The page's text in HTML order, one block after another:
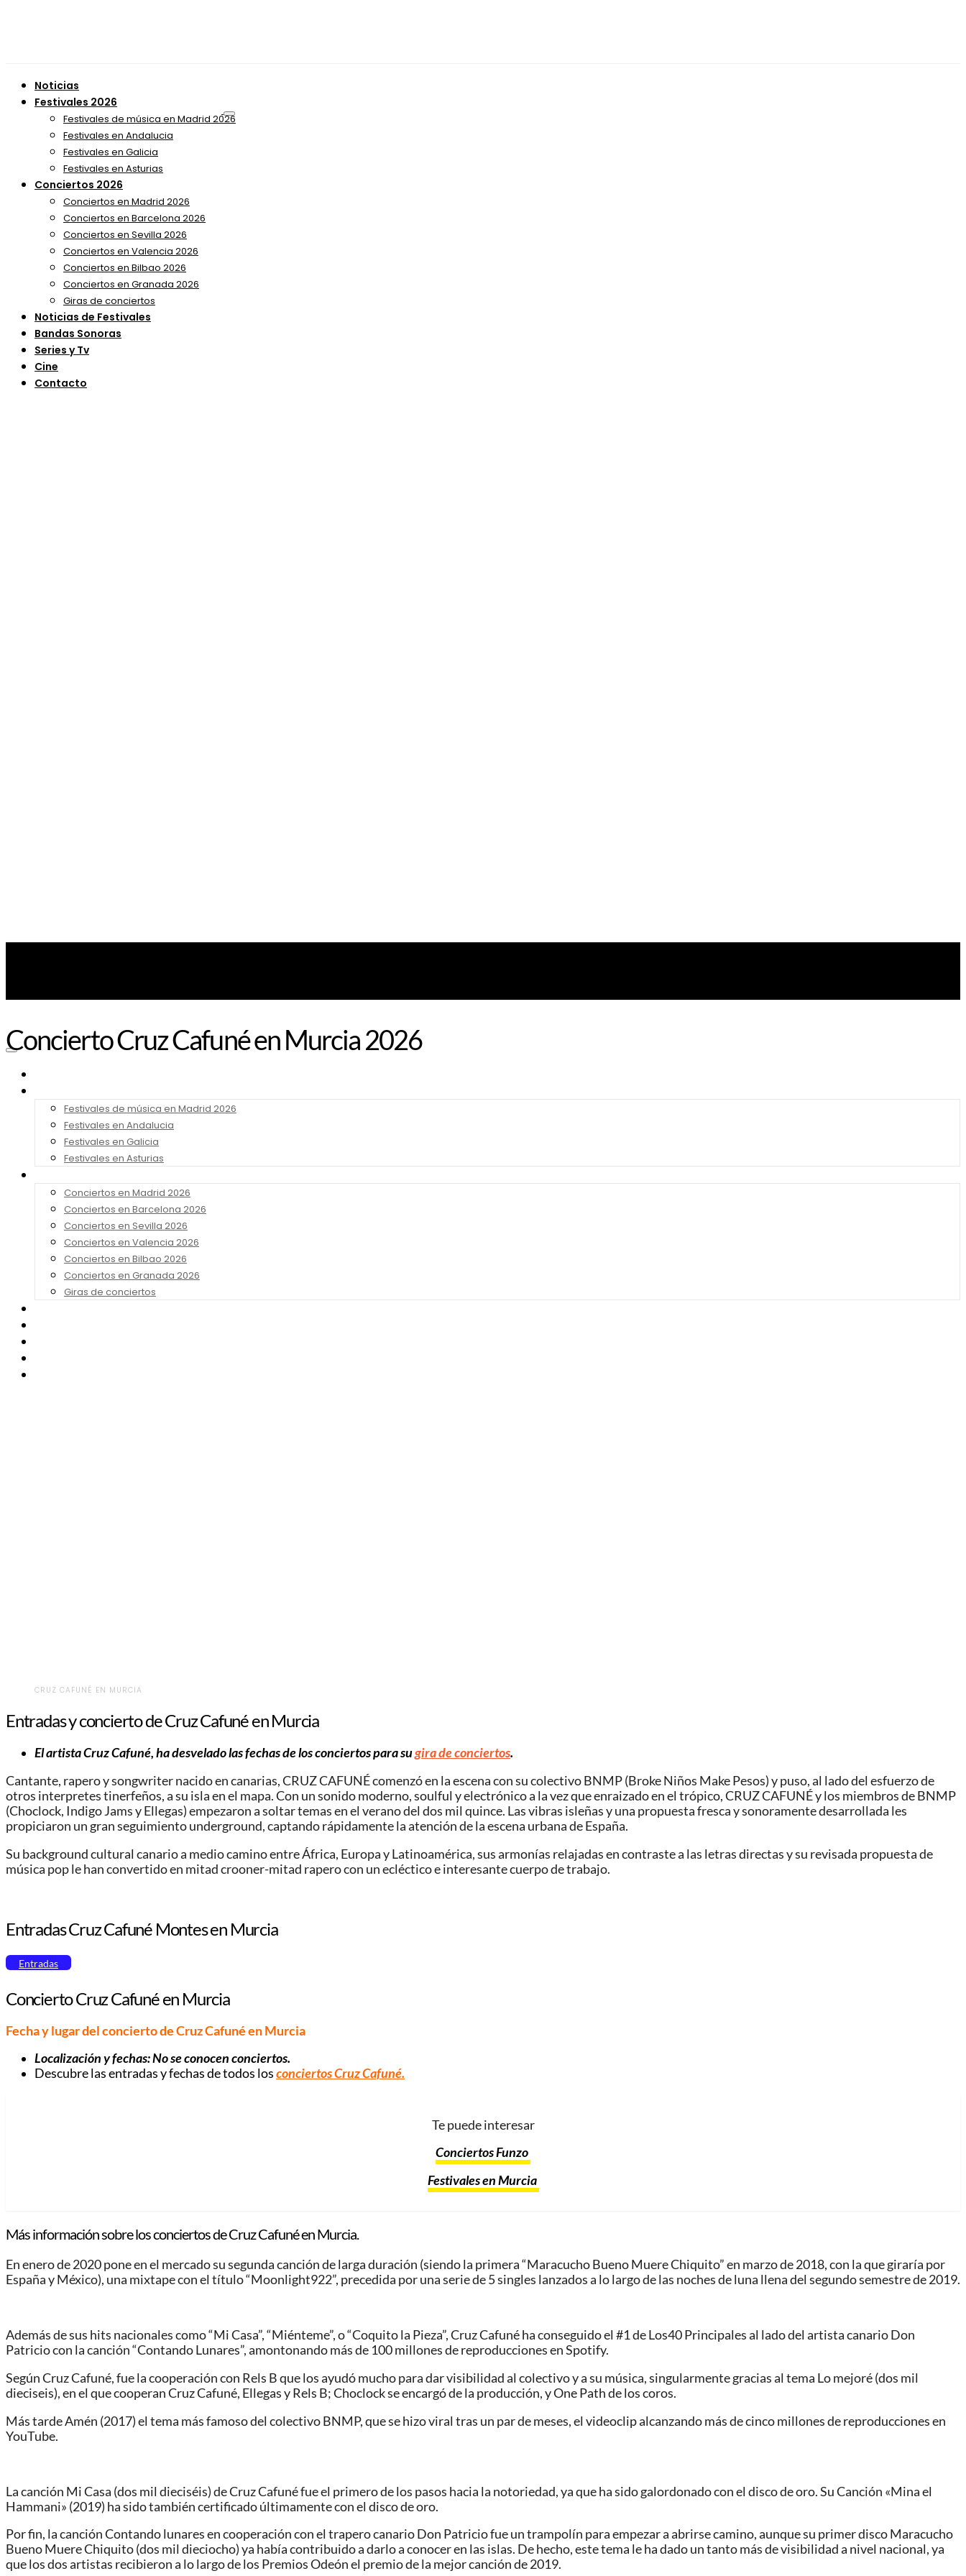
Noticias
Festivales 2026
Festivales de música en Madrid 2026
Festivales en Andalucia
Festivales en Galicia
Festivales en Asturias
Conciertos 2026
Conciertos en Madrid 2026
Conciertos en Barcelona 2026
Conciertos en Sevilla 2026
Conciertos en Valencia 2026
Conciertos en Bilbao 2026
Conciertos en Granada 2026
Giras de conciertos
Noticias de Festivales
Bandas Sonoras
Series y Tv
Cine
Contacto
Festivales de música en Madrid 2026
Festivales en Andalucia
Festivales en Galicia
Festivales en Asturias
Conciertos en Madrid 2026
Conciertos en Barcelona 2026
Conciertos en Sevilla 2026
Conciertos en Valencia 2026
Conciertos en Bilbao 2026
Conciertos en Granada 2026
Giras de conciertos
Concierto Cruz Cafuné en Murcia 2026
CRUZ CAFUNÉ EN MURCIA
Entradas y concierto de Cruz Cafuné en Murcia
El artista Cruz Cafuné, ha desvelado las fechas de los conciertos para sugira de conciertos.
Cantante, rapero y songwriter nacido en canarias, CRUZ CAFUNÉ comenzó en la escena con su colectivo BNMP (Broke Niños Make Pesos) y puso, al lado del esfuerzo de
otros interpretes tinerfeños, a su isla en el mapa. Con un sonido moderno, soulful y electrónico a la vez que enraizado en el trópico, CRUZ CAFUNÉ y los miembros de BNMP
(Choclock, Indigo Jams y Ellegas) empezaron a soltar temas en el verano del dos mil quince. Las vibras isleñas y una propuesta fresca y sonoramente desarrollada les
propiciaron un gran seguimiento underground, captando rápidamente la atención de la escena urbana de España.
Su background cultural canario a medio camino entre África, Europa y Latinoamérica, sus armonías relajadas en contraste a las letras directas y su revisada propuesta de
música pop le han convertido en mitad crooner-mitad rapero con un ecléctico e interesante cuerpo de trabajo.
Entradas Cruz Cafuné Montes en Murcia
Entradas
Concierto Cruz Cafuné en Murcia
Fecha y lugar del concierto de Cruz Cafuné en Murcia
Localización y fechas:No se conocen conciertos.
Descubre las entradas y fechas de todos losconciertos Cruz Cafuné.
Te puede interesar
Conciertos Funzo
Festivales en Murcia
Más información sobre los conciertos de Cruz Cafuné en Murcia.
En enero de 2020 pone en el mercado su segunda canción de larga duración (siendo la primera “Maracucho Bueno Muere Chiquito” en marzo de 2018, con la que giraría por
España y México), una mixtape con el título “Moonlight922”, precedida por una serie de 5 singles lanzados a lo largo de las noches de luna llena del segundo semestre de 2019.
Además de sus hits nacionales como “Mi Casa”, “Miénteme”, o “Coquito la Pieza”, Cruz Cafuné ha conseguido el #1 de Los40 Principales al lado del artista canario Don
Patricio con la canción “Contando Lunares”, amontonando más de 100 millones de reproducciones en Spotify.
Según Cruz Cafuné, fue la cooperación con Rels B que los ayudó mucho para dar visibilidad al colectivo y a su música, singularmente gracias al tema Lo mejoré (dos mil
dieciseis), en el que cooperan Cruz Cafuné, Ellegas y Rels B; Choclock se encargó de la producción, y One Path de los coros.
Más tarde Amén (2017) el tema más famoso del colectivo BNMP, que se hizo viral tras un par de meses, el videoclip alcanzando más de cinco millones de reproducciones en
YouTube.
La canción Mi Casa (dos mil dieciséis) de Cruz Cafuné fue el primero de los pasos hacia la notoriedad, ya que ha sido galordonado con el disco de oro. Su Canción «Mina el
Hammani» (2019) ha sido también certificado últimamente con el disco de oro.
Por fin, la canción Contando lunares en cooperación con el trapero canario Don Patricio fue un trampolín para empezar a abrirse camino, aunque su primer disco Maracucho
Bueno Muere Chiquito (dos mil dieciocho) ya había contribuido a darlo a conocer en las islas. De hecho, este tema le ha dado un tanto más de visibilidad a nivel nacional, ya
que los dos artistas recibieron a lo largo de los Premios Odeón el premio de la mejor canción de 2019.